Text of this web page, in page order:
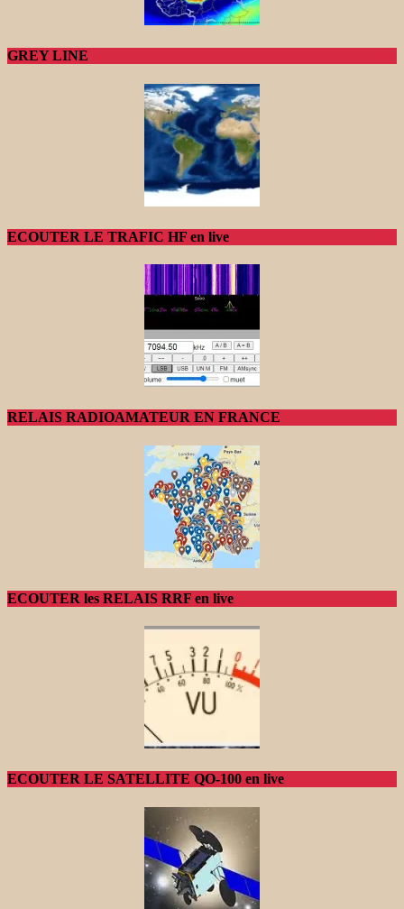
GREY LINE
ECOUTER LE TRAFIC HF en live
RELAIS RADIOAMATEUR EN FRANCE
ECOUTER les RELAIS RRF en live
ECOUTER LE SATELLITE QO-100 en live